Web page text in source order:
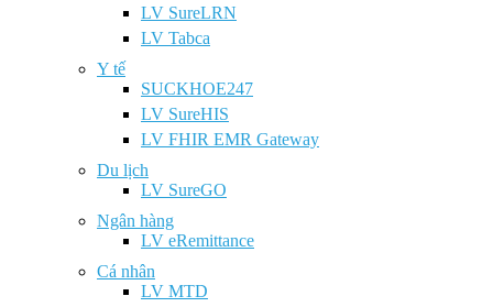
LV SureLRN
LV Tabca
Y tế
SUCKHOE247
LV SureHIS
LV FHIR EMR Gateway
Du lịch
LV SureGO
Ngân hàng
LV eRemittance
Cá nhân
LV MTD